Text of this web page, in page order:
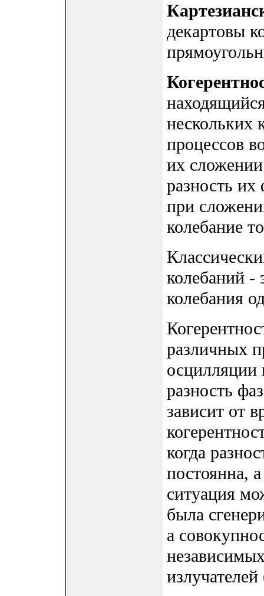
декартовы
нескольких
процессов
их
разность их
при
колебание
колебаний -
колебания
различных
осцилляции
разность
зависит от
когда
постоянна,
ситуация
была
а